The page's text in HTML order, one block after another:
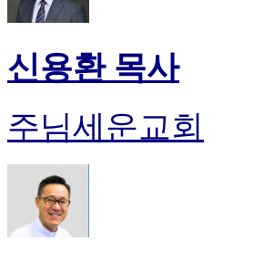
신용환 목사
주님세운교회